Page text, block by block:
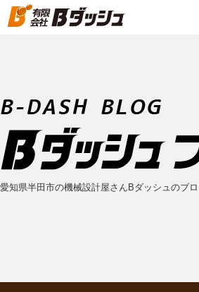
愛知県半田市の機械設計屋さんBダッシュのブロ